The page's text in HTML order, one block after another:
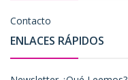
Contacto
ENLACES RÁPIDOS